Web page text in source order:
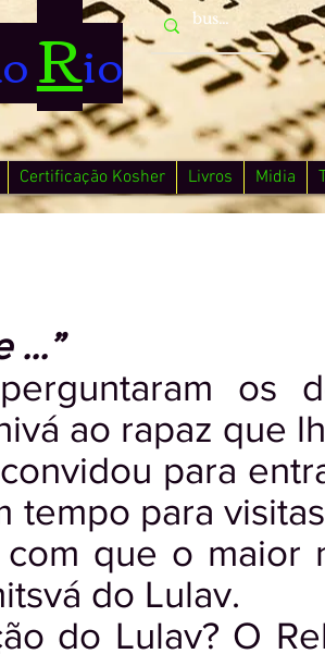
Rio
Certificação Kosher Livros Midia
...”
os
ao rapaz que
para
tempo para
que o maior
do Lulav.
do Lulav? O